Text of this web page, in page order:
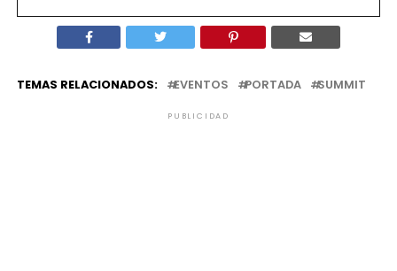
TEMAS RELACIONADOS: EVENTOS PORTADA SUMMIT
PUBLICIDAD